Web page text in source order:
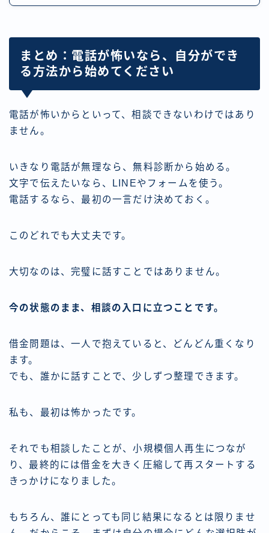
まとめ：電話が怖いなら、自分ができ
る方法から始めてください
電話が怖いからといって、相談できないわけではあり
ません。
いきなり電話が無理なら、無料診断から始める。
文字で伝えたいなら、LINEやフォームを使う。
電話するなら、最初の一言だけ決めておく。
このどれでも大丈夫です。
大切なのは、完璧に話すことではありません。
今の状態のまま、相談の入口に立つことです。
借金問題は、一人で抱えていると、どんどん重くなり
ます。
でも、誰かに話すことで、少しずつ整理できます。
私も、最初は怖かったです。
それでも相談したことが、小規模個人再生につなが
り、最終的には借金を大きく圧縮して再スタートする
きっかけになりました。
もちろん、誰にとっても同じ結果になるとは限りませ